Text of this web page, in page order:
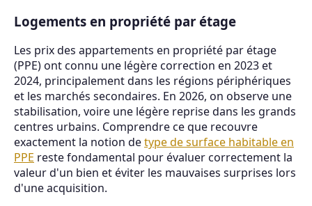
Logements en propriété par étage
Les prix des appartements en propriété par étage
(PPE) ont connu une légère correction en 2023 et
2024, principalement dans les régions périphériques
et les marchés secondaires. En 2026, on observe une
stabilisation, voire une légère reprise dans les grands
centres urbains. Comprendre ce que recouvre
exactement la notion detype de surface habitable en
PPE reste fondamental pour évaluer correctement la
valeur d'un bien et éviter les mauvaises surprises lors
d'une acquisition.